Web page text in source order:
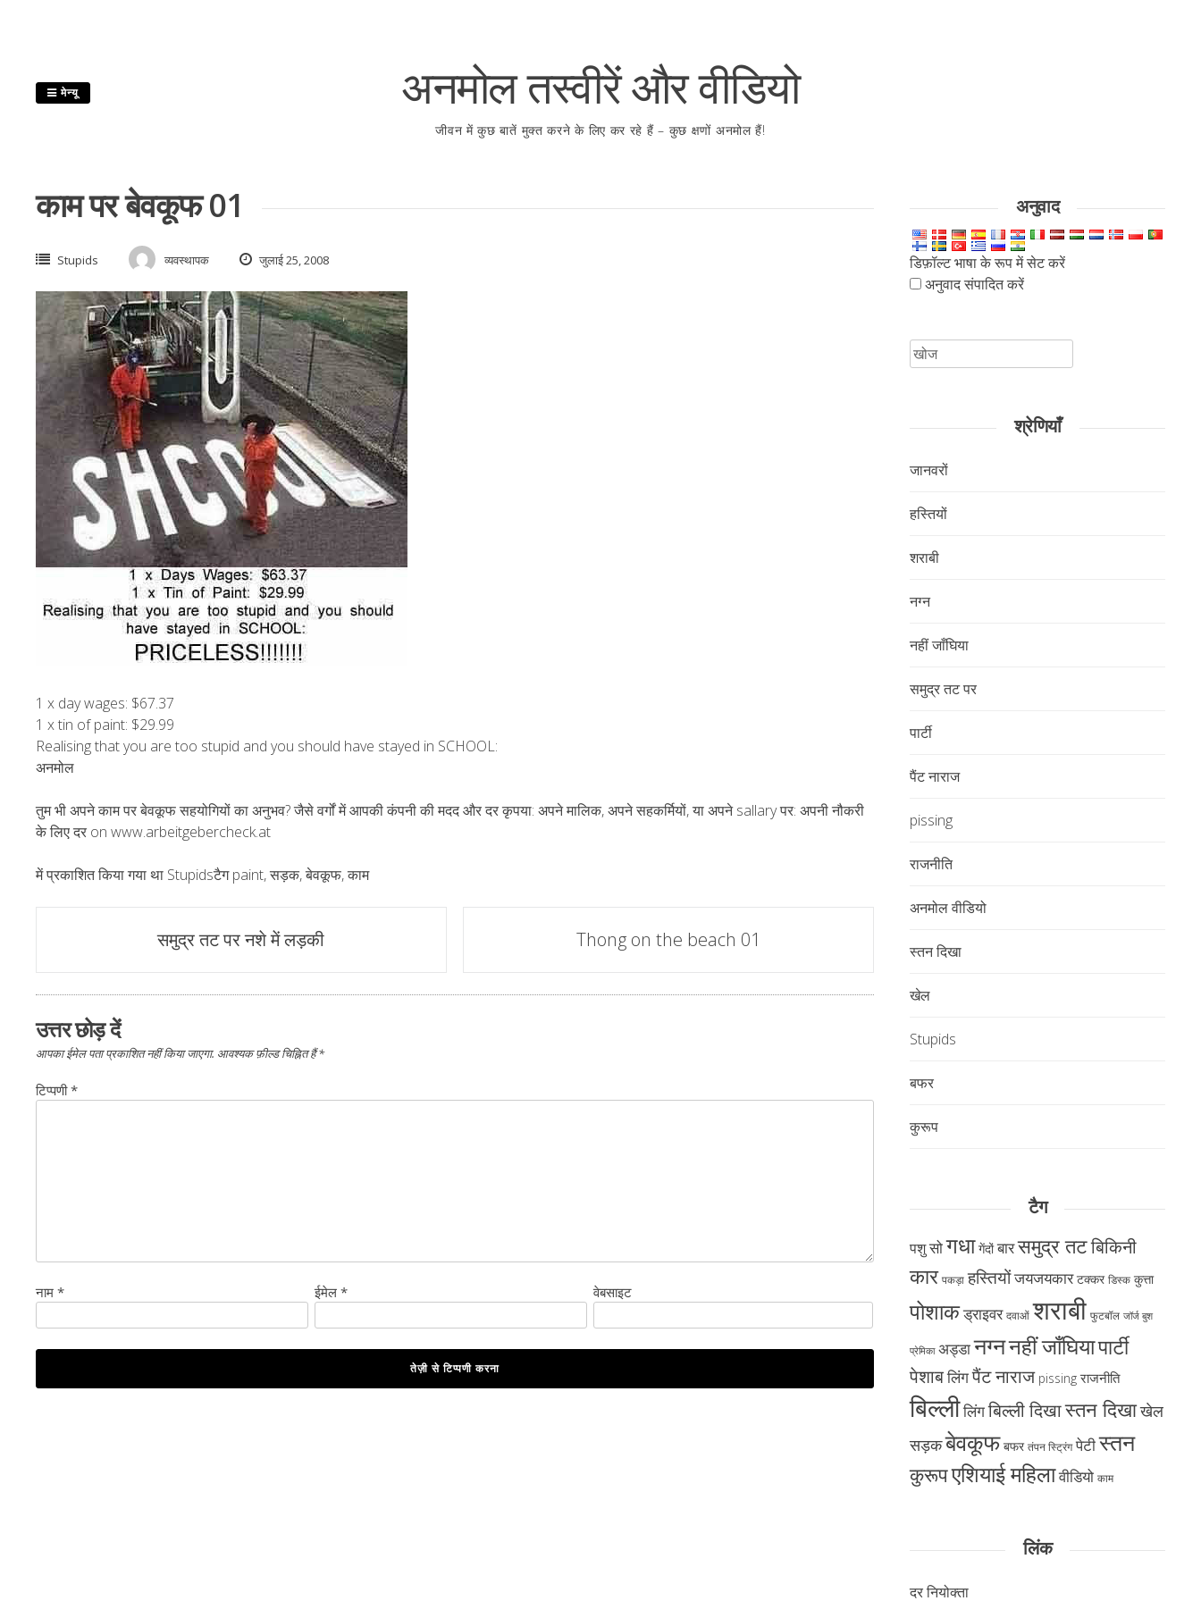
अनमोल तस्वीरें और वीडियो
जीवन में कुछ बातें मुक्त करने के लिए कर रहे हैं – कुछ क्षणों अनमोल हैं!
मेन्यू
काम पर बेवकूफ 01
Stupids व्यवस्थापक जुलाई 25, 2008
1 x day wages: $67.37
1 x tin of paint: $29.99
Realising that you are too stupid and you should have stayed in SCHOOL:
अनमोल
तुम भी अपने काम पर बेवकूफ सहयोगियों का अनुभव? जैसे वर्गों में आपकी कंपनी की मदद और दर कृपया: अपने मालिक, अपने सहकर्मियों, या अपने sallary पर: अपनी नौकरी
के लिए दर on www.arbeitgebercheck.at
में प्रकाशित किया गया था Stupidsटैगpaint,सड़क,बेवकूफ,काम
नेविगेशन
समुद्र तट पर नशे में लड़की Thong on the beach 01
उत्तर छोड़ दें
आपका ईमेल पता प्रकाशित नहीं किया जाएगा. आवश्यक फ़ील्ड चिह्नित हैं*
टिप्पणी*
नाम * ईमेल* वेबसाइट
अनुवाद
डिफ़ॉल्ट भाषा के रूप में सेट करें
अनुवाद संपादित करें
के
लिए
श्रेणियाँ
जानवरों
हस्तियों
शराबी
नग्न
नहीं जाँघिया
समुद्र तट पर
पार्टी
पैंट नाराज
pissing
राजनीति
अनमोल वीडियो
स्तन दिखा
खेल
Stupids
बफर
कुरूप
टैग
पशुसोगधा गेंदों बारसमुद्र तटबिकिनी
कार पकड़ा हस्तियोंजयजयकार टक्कर डिस्क कुत्ता
पोशाकड्राइवर दवाओं शराबी फुटबॉल जॉर्ज बुश
प्रेमिका अड्डानग्ननहीं जाँघियापार्टी
पेशाबलिंगपैंट नाराज pissing राजनीति
बिल्लीलिंगबिल्ली दिखास्तन दिखाखेल
सड़कबेवकूफ बफर तंपन स्ट्रिंग पेटीस्तन
कुरूपएशियाई महिलावीडियो काम
लिंक
दर नियोक्ता